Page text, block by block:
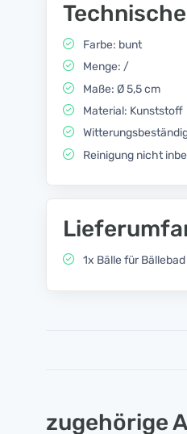
Farbe: bunt
Menge: /
Maße: Ø 5,5 cm
Material: Kunststoff
Reinigung nicht
1x Bälle für Bällebad
zugehörige